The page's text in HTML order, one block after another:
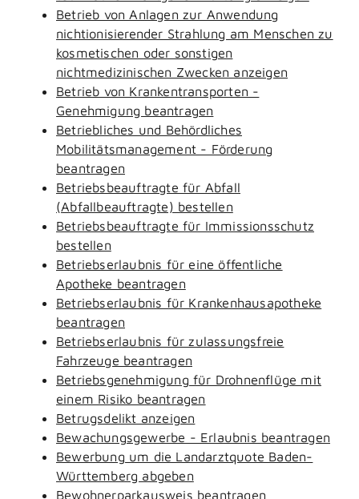
Betrieb von Anlagen zur Anwendung
nichtionisierender Strahlung am Menschen zu
kosmetischen oder sonstigen
nichtmedizinischen Zwecken anzeigen
Betrieb von Krankentransporten -
Genehmigung beantragen
Betriebliches und Behördliches
Mobilitätsmanagement - Förderung
beantragen
Betriebsbeauftragte für Abfall
(Abfallbeauftragte) bestellen
Betriebsbeauftragte für Immissionsschutz
bestellen
Betriebserlaubnis für eine öffentliche
Apotheke beantragen
Betriebserlaubnis für Krankenhausapotheke
beantragen
Betriebserlaubnis für zulassungsfreie
Fahrzeuge beantragen
Betriebsgenehmigung für Drohnenflüge mit
einem Risiko beantragen
Betrugsdelikt anzeigen
Bewachungsgewerbe - Erlaubnis beantragen
Bewerbung um die Landarztquote Baden-
Württemberg abgeben
Bewohnerparkausweis beantragen